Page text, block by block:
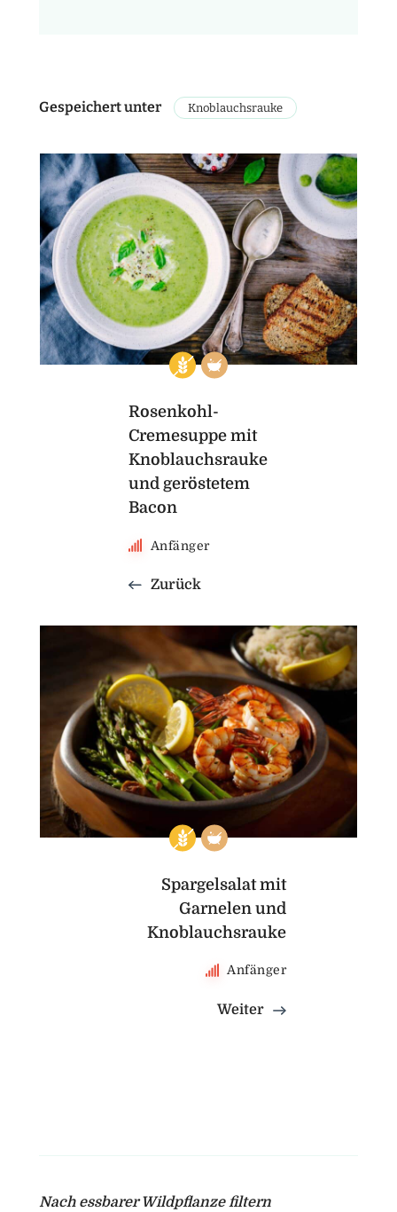
Gespeichert unter Knoblauchsrauke
Rosenkohl-
Cremesuppe mit
Knoblauchsrauke
und geröstetem
Bacon
Anfänger
Zurück
Spargelsalat mit
Garnelen und
Knoblauchsrauke
Anfänger
Weiter
Nach essbarer Wildpflanze filtern